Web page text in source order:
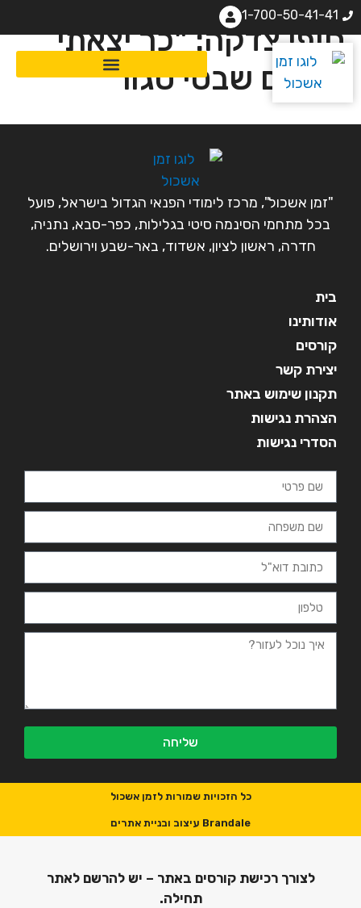
1-700-50-41-41
סופי צדקה: "כך יצאתי
מעולם שבטי סגור "
"זמן אשכול", מרכז לימודי הפנאי הגדול בישראל, פועל
בכל מתחמי הסינמה סיטי בגלילות, כפר-סבא, נתניה,
חדרה, ראשון לציון, אשדוד, באר-שבע וירושלים.
בית
אודותינו
קורסים
יצירת קשר
תקנון שימוש באתר
הצהרת נגישות
הסדרי נגישות
שליחה
כל הזכויות שמורות לזמן אשכול
Brandale עיצוב ובניית אתרים
לצורך רכישת קורסים באתר – יש להרשם לאתר
תחילה.